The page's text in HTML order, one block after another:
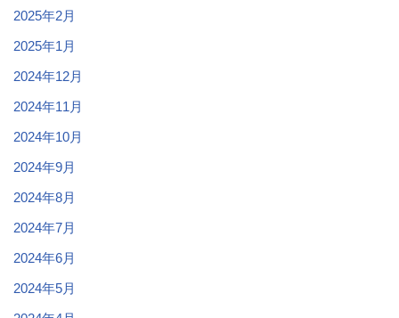
2025年2月
2025年1月
2024年12月
2024年11月
2024年10月
2024年9月
2024年8月
2024年7月
2024年6月
2024年5月